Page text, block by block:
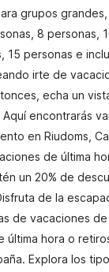
grupos
8 personas,
15 personas e
irte de
echa un
encontrarás
en Riudoms,
de última
un 20% de
de la
de vacaciones
última hora o
Explora los